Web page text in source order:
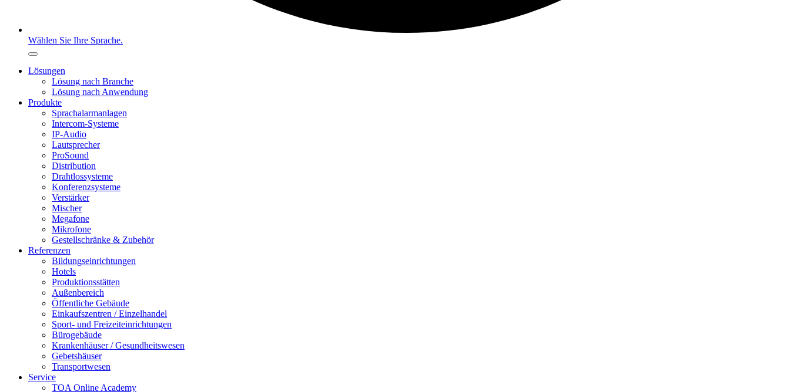
Wählen Sie Ihre Sprache.
Lösungen
Lösung nach Branche
Lösung nach Anwendung
Produkte
Sprachalarmanlagen
Intercom-Systeme
IP-Audio
Lautsprecher
ProSound
Distribution
Drahtlossysteme
Konferenzsysteme
Verstärker
Mischer
Megafone
Mikrofone
Gestellschränke & Zubehör
Referenzen
Bildungseinrichtungen
Hotels
Produktionsstätten
Außenbereich
Öffentliche Gebäude
Einkaufszentren / Einzelhandel
Sport- und Freizeiteinrichtungen
Bürogebäude
Krankenhäuser / Gesundheitswesen
Gebetshäuser
Transportwesen
Service
TOA Online Academy